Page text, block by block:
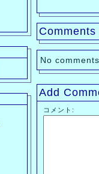
Comments
No
Add
コメント: